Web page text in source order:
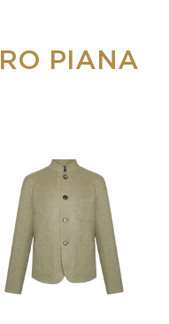
PIANA